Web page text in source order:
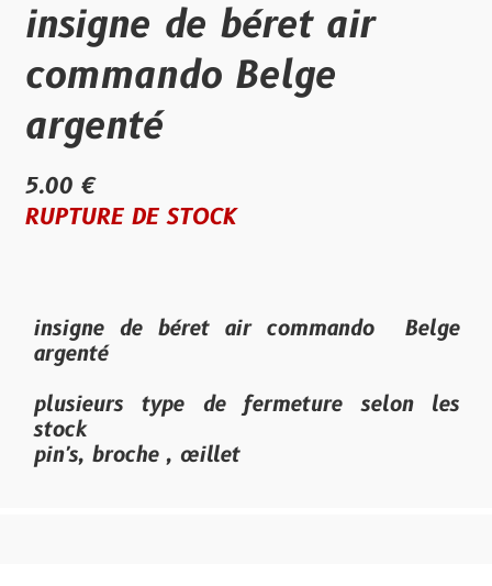
insigne de béret air
commando Belge
argenté
5.00 €
RUPTURE DE STOCK
insigne de béret air commando Belge
argenté
plusieurs type de fermeture selon les
stock
pin's, broche , œillet